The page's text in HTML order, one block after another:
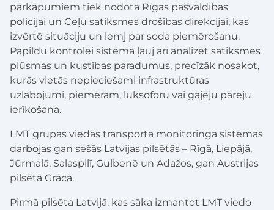
pārkāpumiem tiek nodota Rīgas pašvaldības
policijai un Ceļu satiksmes drošības direkcijai, kas
izvērtē situāciju un lemj par soda piemērošanu.
Papildu kontrolei sistēma ļauj arī analizēt satiksmes
plūsmas un kustības paradumus, precīzāk nosakot,
kurās vietās nepieciešami infrastruktūras
uzlabojumi, piemēram, luksoforu vai gājēju pāreju
ierīkošana.
LMT grupas viedās transporta monitoringa sistēmas
darbojas gan sešās Latvijas pilsētās – Rīgā, Liepājā,
Jūrmalā, Salaspilī, Gulbenē un Ādažos, gan Austrijas
pilsētā Grācā.
Pirmā pilsēta Latvijā, kas sāka izmantot LMT viedo